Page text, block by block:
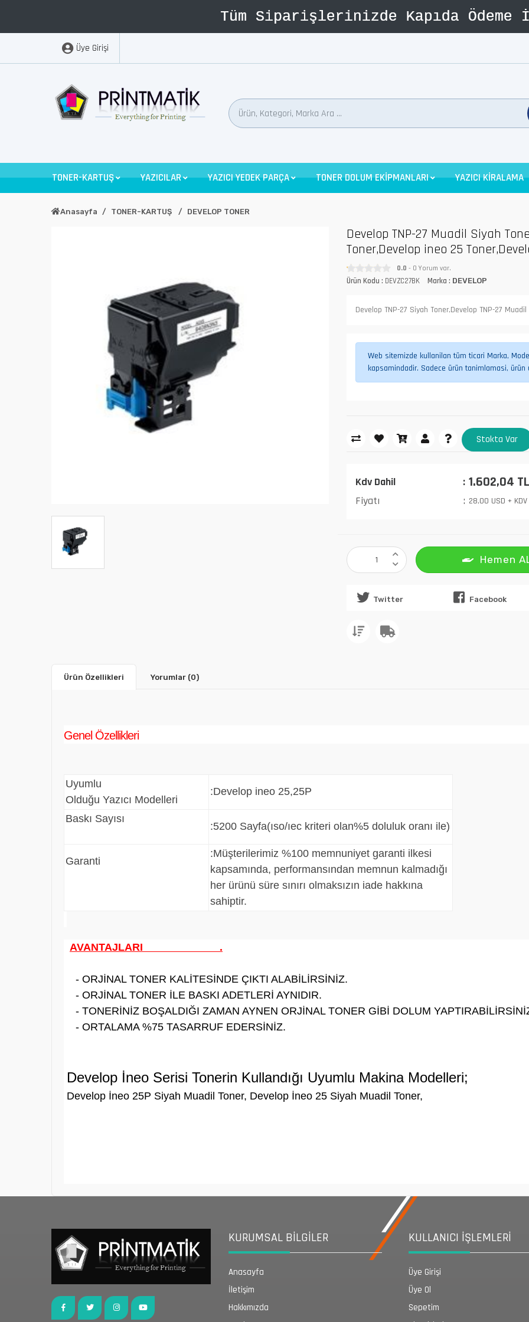
Üye Girişi
TONER-KARTUŞ YAZICILAR YAZICI YEDEK PARÇA TONER DOLUM EKİPMANLARI YAZICI KİRALAMA
Anasayfa TONER-KARTUŞ DEVELOP TONER
Develop TNP-27 Muadil Siyah
Toner,Develop ineo 25
0.0 - 0 Yorum var.
Ürün Kodu : DEVZC27BK Marka : DEVELOP
Develop TNP-27 Siyah Toner,Develop TNP-27
Web sitemizde kullanilan tüm ticari Marka,
kapsamindadir. Sadece ürün tanimlamasi,
Stokta Var
Kdv Dahil 1.602,04 TL
Fiyatı 28,00 USD + KDV
Hemen
Twitter Facebook
Ürün Özellikleri Yorumlar (0)
Genel Özellikleri
Uyumlu
Olduğu Yazıcı Modelleri
:Develop ineo 25,25P
Baskı Sayısı
:5200 Sayfa(ıso/ıec kriteri olan%5 doluluk oranı ile)
Garanti
:Müşterilerimiz %100 memnuniyet garanti ilkesi
kapsamında, performansından memnun kalmadığı
her ürünü süre sınırı olmaksızın iade hakkına
sahiptir.
AVANTAJLARI .
- ORJİNAL TONER KALİTESİNDE ÇIKTI ALABİLİRSİNİZ.
- ORJİNAL TONER İLE BASKI ADETLERİ AYNIDIR.
- TONERİNİZ BOŞALDIĞI ZAMAN AYNEN ORJİNAL TONER GİBİ DOLUM
- ORTALAMA %75 TASARRUF EDERSİNİZ.
Develop İneo Serisi Tonerin Kullandığı Uyumlu Makina Modelleri;
Develop İneo 25P Siyah Muadil Toner, Develop İneo 25 Siyah Muadil Toner,
KURUMSAL BİLGİLER
Anasayfa
İletişim
Hakkımızda
KULLANICI İŞLEMLERİ
Üye Girişi
Üye Ol
Sepetim